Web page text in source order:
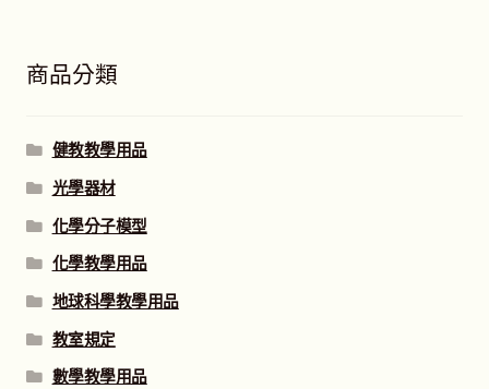
商品分類
健教教學用品
光學器材
化學分子模型
化學教學用品
地球科學教學用品
教室規定
數學教學用品